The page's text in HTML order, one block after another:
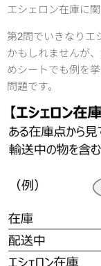
エシェロン在庫に関
第2問でいきなりエ
かもしれませんが
めシートでも例を
問題です。